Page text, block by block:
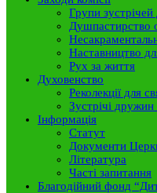
Групи зустрічей
Душпастирство
Наставництво
Рух за життя
Духовенство
Реколекції для
Зустрічі
Інформація
Статут
Документи
Література
Часті запитання
Благодійний фонд